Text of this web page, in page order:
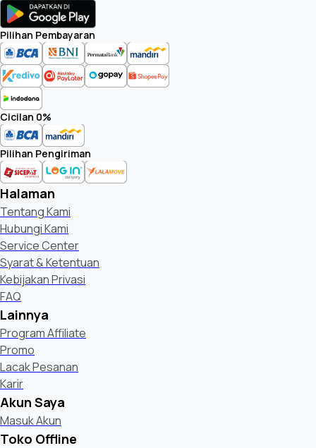
Pilihan Pembayaran
Cicilan 0%
Pilihan Pengiriman
Halaman
Tentang Kami
Hubungi Kami
Service Center
Syarat & Ketentuan
Kebijakan Privasi
FAQ
Lainnya
Program Affiliate
Promo
Lacak Pesanan
Karir
Akun Saya
Masuk Akun
Toko Offline